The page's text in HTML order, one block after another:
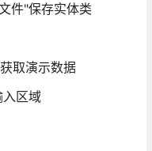
件"保存实体类
取演示数据
区域